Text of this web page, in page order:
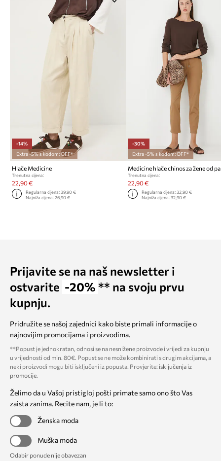
-14%
Extra -5% s kodom: OFF*
Hlače Medicine
Trenutna cijena:
22,90 €
Regularna cijena:39,90 €
Najniža cijena:26,90 €
-30%
Extra -5% s kodom: OFF*
Trenutna cijena:
22,90 €
Regularna cijena: 32,90 €
Najniža cijena: 32,90 €
Prijavite se na naš newsletter i
ostvarite -20% ** na svoju prvu
kupnju.
Pridružite se našoj zajednici kako biste primali informacije o
najnovijim promocijama i proizvodima.
**Popust je jednokratan, odnosi se na nesnižene proizvode i vrijedi za kupnju
u vrijednosti od min. 80€. Popust se ne može kombinirati s drugim akcijama, a
neki proizvodi mogu biti isključeni iz popusta. Provjerite: isključenja iz
promocije.
Želimo da u Vašoj pristigloj pošti primate samo ono što Vas
zaista zanima. Recite nam, je li to:
Ženska moda
Muška moda
Odabir ponude nije obavezan